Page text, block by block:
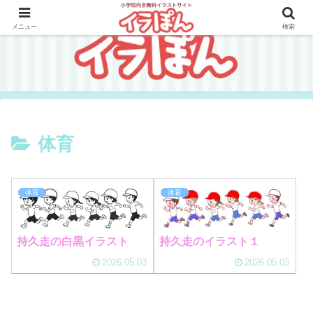
体育
体育
持久走の白黒イラスト
2026.05.03
体育
持久走のイラスト１
2026.05.03
メニュー 検索